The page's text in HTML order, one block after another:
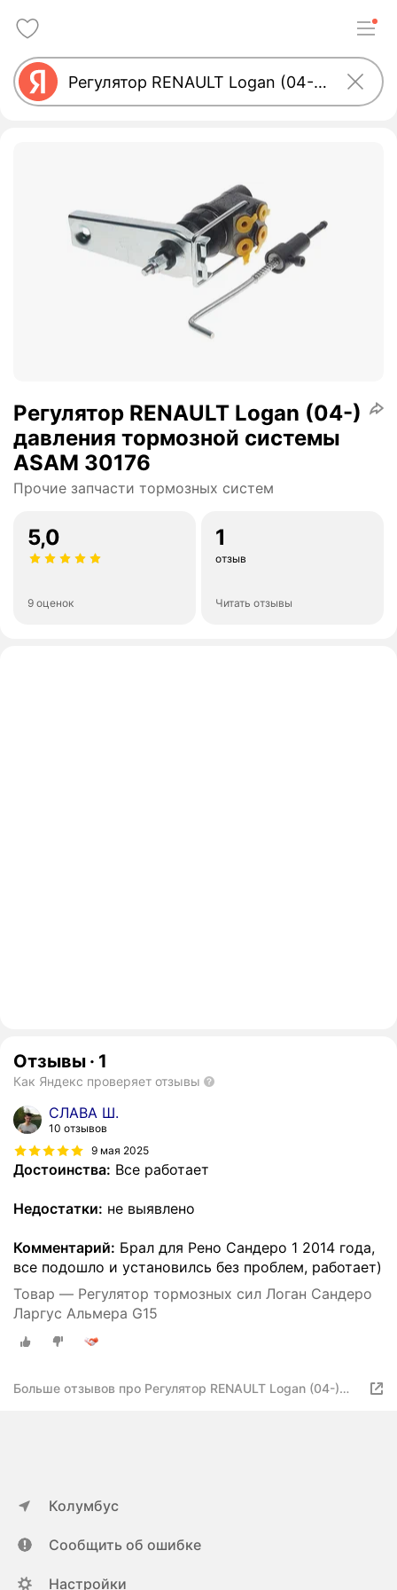
Регулятор RENAULT Logan (04-)
давления тормозной системы
ASAM 30176
Прочие запчасти тормозных систем
5,0
9 оценок
1
отзыв
Читать отзывы
Отзывы · 1
Как Яндекс проверяет отзывы
СЛАВА Ш.
10 отзывов
9 мая 2025
Достоинства: Все работает
Недостатки: не выявлено
Комментарий: Брал для Рено Сандеро 1 2014 года,
все подошло и установилсь без проблем, работает)
Товар — Регулятор тормозных сил Логан Сандеро
Ларгус Альмера G15
Больше отзывов про Регулятор RENAULT Logan (04-)
Колумбус
Сообщить об ошибке
Настройки